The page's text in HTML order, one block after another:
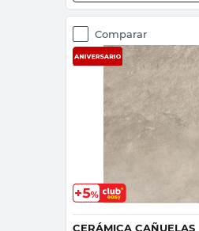
Comparar
CERÁMICA CAÑUELAS